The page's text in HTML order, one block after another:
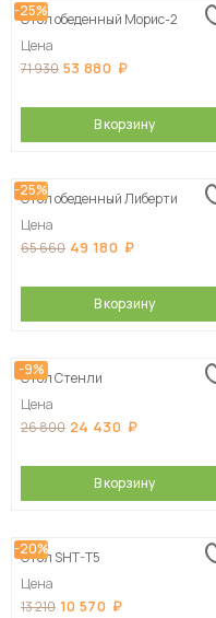
-25%
Стол обеденный Морис-2
Цена
71 930 53 880
В корзину
-25%
Стол обеденный Либерти
Цена
65 660 49 180
В корзину
-9%
Стол Стенли
Цена
26 800 24 430
В корзину
-20%
Стол SHT-T5
Цена
13 210 10 570